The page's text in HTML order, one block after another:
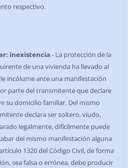
respectivo.
inexistencia.- La protección de la
de una vivienda ha llevado al
incólume ante una manifestación
parte del transmitente que declare
su domicilio familiar. Del mismo
declara ser soltero, viudo,
legalmente, difícilmente puede
del mismo manifestación alguna
1320 del Código Civil, de forma
sea falsa o errónea, debe producir